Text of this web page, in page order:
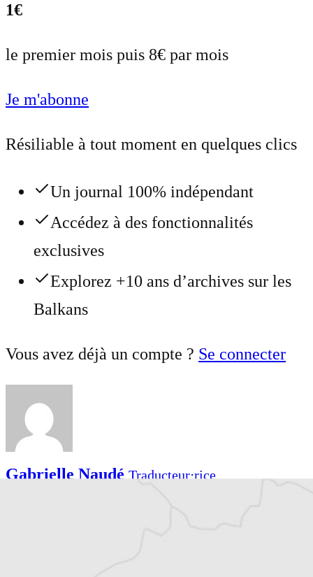
1€
le premier mois puis 8€ par mois
Je m'abonne
Résiliable à tout moment en quelques clics
Un journal 100% indépendant
Accédez à des fonctionnalités
exclusives
Explorez +10 ans d’archives sur les
Balkans
Vous avez déjà un compte ? Se connecter
Gabrielle Naudé Traducteur⋅rice